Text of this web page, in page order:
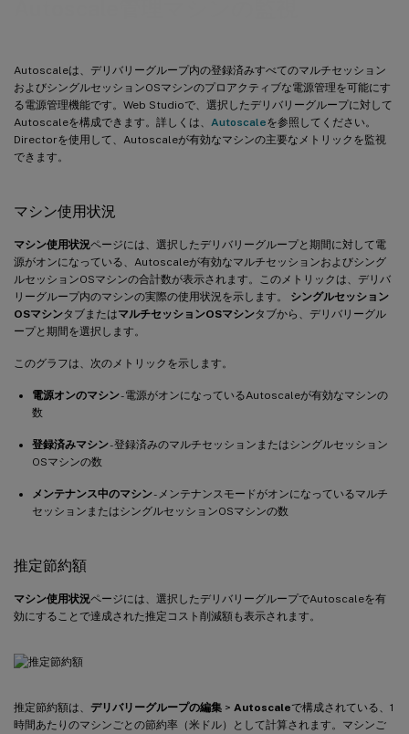
Autoscaleは、デリバリーグループ内の登録済みすべてのマルチセッション
およびシングルセッションOSマシンのプロアクティブな電源管理を可能にす
る電源管理機能です。Web Studioで、選択したデリバリーグループに対して
Autoscaleを構成できます。詳しくは、 Autoscaleを参照してください。
Directorを使用して、Autoscaleが有効なマシンの主要なメトリックを監視
できます。
マシン使用状況
マシン使用状況ページには、選択したデリバリーグループと期間に対して電
源がオンになっている、Autoscaleが有効なマルチセッションおよびシング
ルセッションOSマシンの合計数が表示されます。このメトリックは、デリバ
リーグループ内のマシンの実際の使用状況を示します。 シングルセッション
OSマシンタブまたはマルチセッションOSマシンタブから、デリバリーグル
ープと期間を選択します。
このグラフは、次のメトリックを示します。
電源オンのマシン- 電源がオンになっているAutoscaleが有効なマシンの
数
登録済みマシン- 登録済みのマルチセッションまたはシングルセッション
OSマシンの数
メンテナンス中のマシン- メンテナンスモードがオンになっているマルチ
セッションまたはシングルセッションOSマシンの数
推定節約額
マシン使用状況ページには、選択したデリバリーグループでAutoscaleを有
効にすることで達成された推定コスト削減額も表示されます。
推定節約額は、 デリバリーグループの編集 > Autoscaleで構成されている、1
時間あたりのマシンごとの節約率（米ドル）として計算されます。マシンご